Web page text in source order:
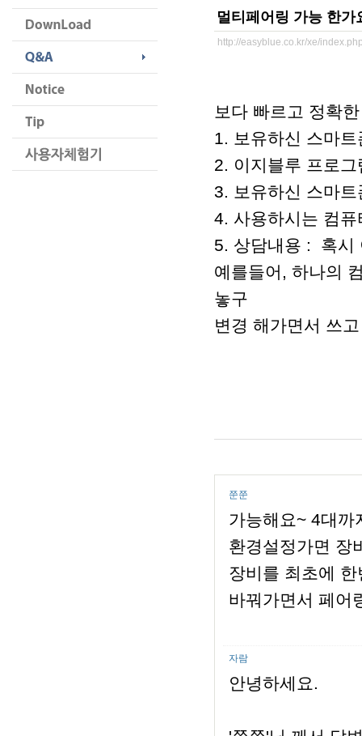
멀티페어링 가능 한가
http://easyblue.co.kr/xe/
보다 빠르고 정확
1. 보유하신 스마
2. 이지블루 프로
3. 보유하신 스마
4. 사용하시는 컴
5. 상담내용 : 혹시
예를들어, 하나의
놓구
변경 해가면서 쓰
쭌쭌
가능해요~ 4대까
환경설정가면 장
장비를 최초에
바꿔가면서 페어
자람
안녕하세요.